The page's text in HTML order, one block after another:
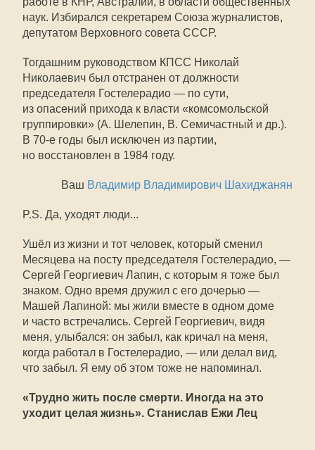
наук. Избирался секретарем Союза журналистов,
депутатом Верховного совета СССР.
Тогдашним руководством КПСС Николай
Николаевич был отстранен от должности
председателя Гостелерадио — по сути,
из опасений прихода к власти «комсомольской
группировки» (А. Шелепин, В. Семичастный и др.).
В 70-е годы был исключен из партии,
но восстановлен в 1984 году.
Ваш Владимир Владимирович Шахиджанян
P.S. Да, уходят люди...
Ушёл из жизни и тот человек, который сменил
Месяцева на посту председателя Гостелерадио, —
Сергей Георгиевич Лапин, с которым я тоже был
знаком. Одно время дружил с его дочерью —
Машей Лапиной: мы жили вместе в одном доме
и часто встречались. Сергей Георгиевич, видя
меня, улыбался: он забыл, как кричал на меня,
когда работал в Гостелерадио, — или делал вид,
что забыл. Я ему об этом тоже не напоминал.
«Трудно жить после смерти. Иногда на это
уходит целая жизнь». Станислав Ежи Лец